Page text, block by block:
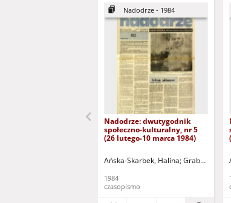
Nadodrze - 1984
Nadodrze: dwutygodnik
społeczno-kulturalny, nr 5
(26 lutego-10 marca 1984)
Ańska-Skarbek, Halina Grabowska,
1984
czasopismo